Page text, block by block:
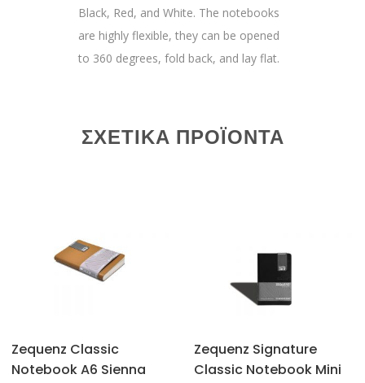
Black, Red, and White. The notebooks
are highly flexible, they can be opened
to 360 degrees, fold back, and lay flat.
ΣΧΕΤΙΚΆ ΠΡΟΪΌΝΤΑ
Zequenz Classic
Notebook A6 Sienna
Zequenz Signature
Classic Notebook Mini